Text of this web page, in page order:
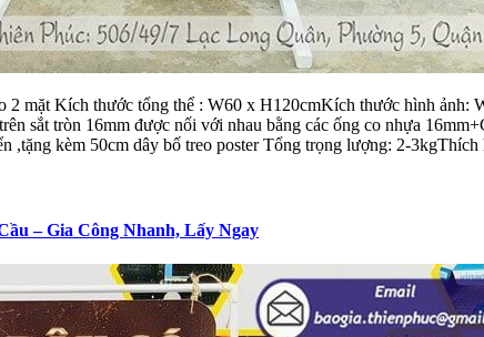
2 mặt Kích thước tổng thể : W60 x H120cmKích thước hình
sắt tròn 16mm được nối với nhau bằng các ống co nhựa
,tặng kèm 50cm dây bố treo poster Tổng trọng lượng: 2-
– Gia Công Nhanh, Lấy Ngay